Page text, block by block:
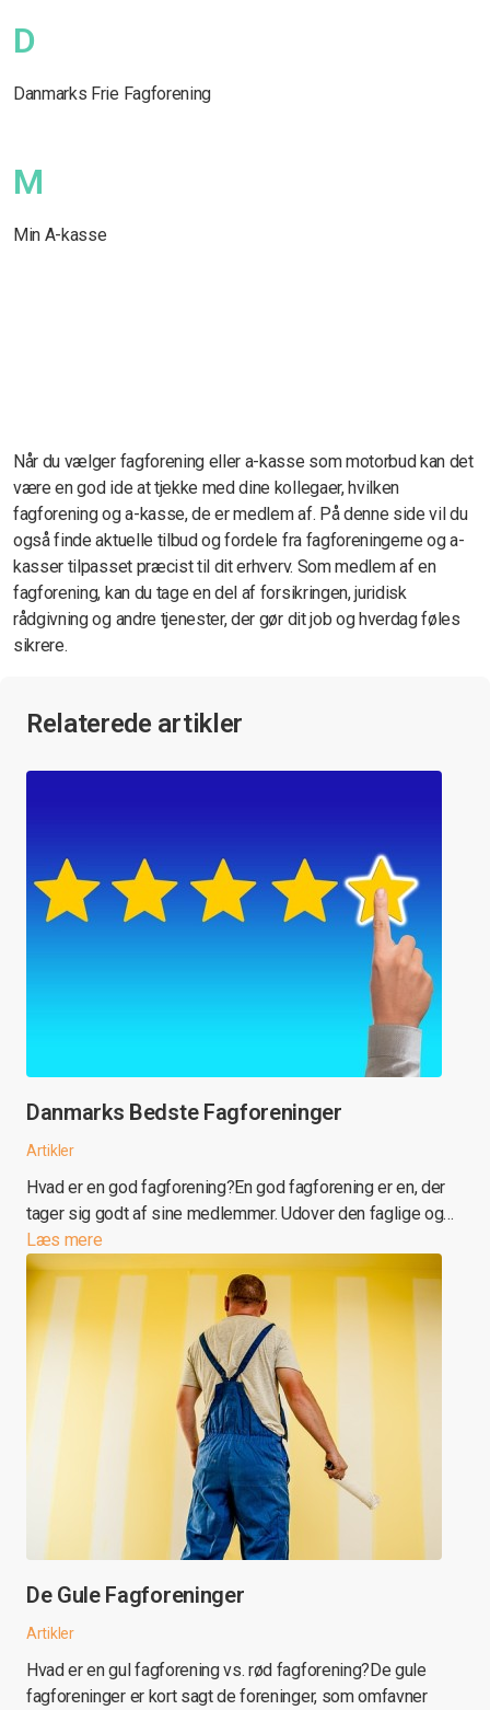
D
Danmarks Frie Fagforening
M
Min A-kasse
Når du vælger fagforening eller a-kasse som motorbud kan det
være en god ide at tjekke med dine kollegaer, hvilken
fagforening og a-kasse, de er medlem af. På denne side vil du
også finde aktuelle tilbud og fordele fra fagforeningerne og a-
kasser tilpasset præcist til dit erhverv. Som medlem af en
fagforening, kan du tage en del af forsikringen, juridisk
rådgivning og andre tjenester, der gør dit job og hverdag føles
sikrere.
Relaterede artikler
Danmarks Bedste Fagforeninger
Artikler
Hvad er en god fagforening?En god fagforening er en, der
tager sig godt af sine medlemmer. Udover den faglige og…
Læs mere
De Gule Fagforeninger
Artikler
Hvad er en gul fagforening vs. rød fagforening?De gule
fagforeninger er kort sagt de foreninger, som omfavner